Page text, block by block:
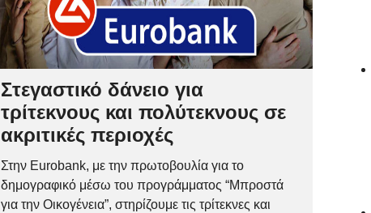
Στεγαστικό δάνειο για
τρίτεκνους και πολύτεκνους σε
ακριτικές περιοχές
Στην Eurobank, με την πρωτοβουλία για το
δημογραφικό μέσω του προγράμματος “Μπροστά
για την Οικογένεια”, στηρίζουμε τις τρίτεκνες και